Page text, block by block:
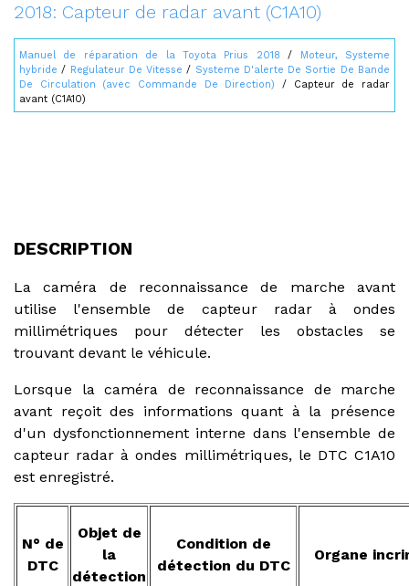
2018: Capteur de radar avant (C1A10)
Manuel de réparation de la Toyota Prius 2018 /
Moteur, Systeme
hybride / Regulateur De Vitesse / Systeme D'alerte De Sortie De Bande
De Circulation (avec Commande De Direction)
/ Capteur de radar
avant (C1A10)
DESCRIPTION
La caméra de reconnaissance de marche avant
utilise l'ensemble de capteur radar à ondes
millimétriques pour détecter les obstacles se
trouvant devant le véhicule.
Lorsque la caméra de reconnaissance de marche
avant reçoit des informations quant à la présence
d'un dysfonctionnement interne dans l'ensemble de
capteur radar à ondes millimétriques, le DTC C1A10
est enregistré.
N° de
DTC
Objet de
la
détection
Condition de
détection du DTC
Organe